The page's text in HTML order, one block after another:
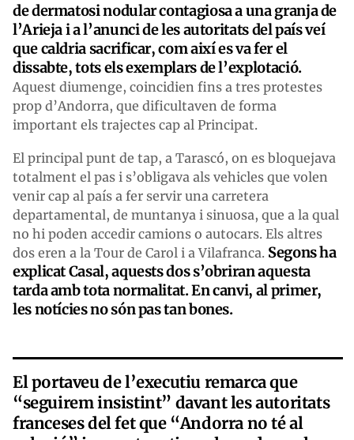
de dermatosi nodular contagiosa a una granja de
l’Arieja i a l’anunci de les autoritats del país veí
que caldria sacrificar, com així es va fer el
dissabte, tots els exemplars de l’explotació.
Aquest diumenge, coincidien fins a tres protestes
prop d’Andorra, que dificultaven de forma
important els trajectes cap al Principat.
El principal punt de tap, a Tarascó, on es bloquejava
totalment el pas i s’obligava als vehicles que volen
venir cap al país a fer servir una carretera
departamental, de muntanya i sinuosa, que a la qual
no hi poden accedir camions o autocars. Els altres
dos eren a la Tour de Carol i a Vilafranca. Segons ha
explicat Casal, aquests dos s’obriran aquesta
tarda amb tota normalitat. En canvi, al primer,
les notícies no són pas tan bones.
El portaveu de l’executiu remarca que
“seguirem insistint” davant les autoritats
franceses del fet que “Andorra no té al